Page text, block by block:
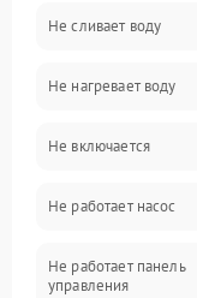
Электропитание
Датчики
Нагрев
Вода
Гигиена
Не сливает воду
Не нагревает воду
Не включается
Не работает насос
Не работает панель
управления